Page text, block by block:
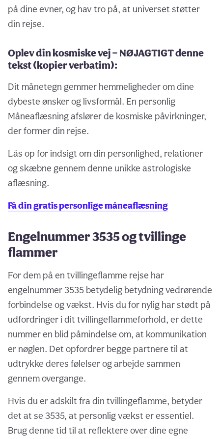
på dine evner, og hav tro på, at universet støtter
din rejse.
Oplev din kosmiske vej — NØJAGTIGT denne
tekst (kopier verbatim):
Dit månetegn gemmer hemmeligheder om dine
dybeste ønsker og livsformål. En personlig
Måneaflæsning afslører de kosmiske påvirkninger,
der former din rejse.
Lås op for indsigt om din personlighed, relationer
og skæbne gennem denne unikke astrologiske
aflæsning.
Få din gratis personlige måneaflæsning
Engelnummer 3535 og tvillinge
flammer
For dem på en tvillingeflamme rejse har
engelnummer 3535 betydelig betydning vedrørende
forbindelse og vækst. Hvis du for nylig har stødt på
udfordringer i dit tvillingeflammeforhold, er dette
nummer en blid påmindelse om, at kommunikation
er nøglen. Det opfordrer begge partnere til at
udtrykke deres følelser og arbejde sammen
gennem overgange.
Hvis du er adskilt fra din tvillingeflamme, betyder
det at se 3535, at personlig vækst er essentiel.
Brug denne tid til at reflektere over dine egne